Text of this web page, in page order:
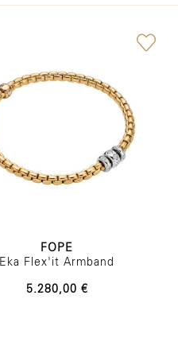
FOPE
Eka Flex'it Armband
5.280,00 €